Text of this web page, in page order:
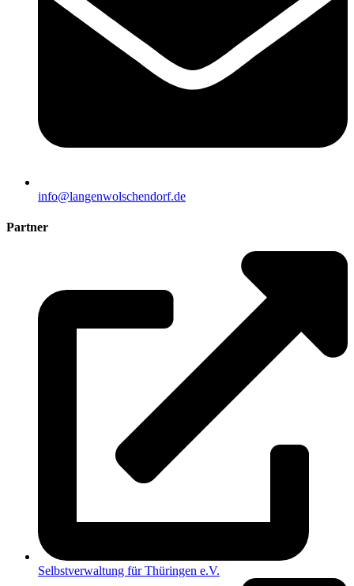
info@langenwolschendorf.de
Partner
Selbstverwaltung für Thüringen e.V.